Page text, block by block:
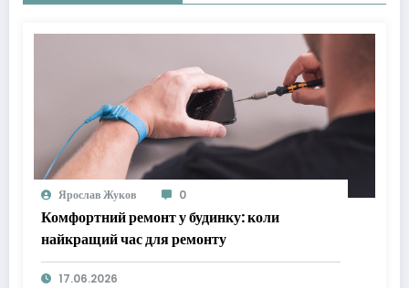
Ярослав Жуков 0
Комфортний ремонт у будинку: коли
найкращий час для ремонту
17.06.2026